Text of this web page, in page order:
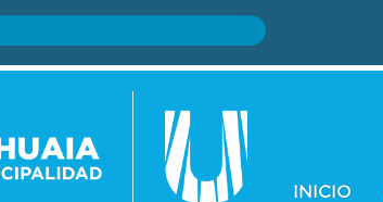
INICIO